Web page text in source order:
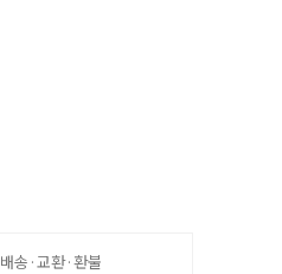
배송·교환·환불